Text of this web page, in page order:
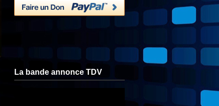
La bande annonce TDV